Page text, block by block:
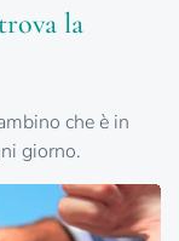
la
che è in
giorno.